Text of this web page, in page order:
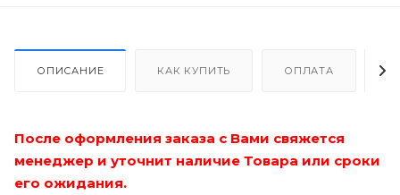
ОПИСАНИЕ КАК КУПИТЬ ОПЛАТА
После оформления заказа с Вами свяжется
менеджер и уточнит наличие Товара или сроки
его ожидания.